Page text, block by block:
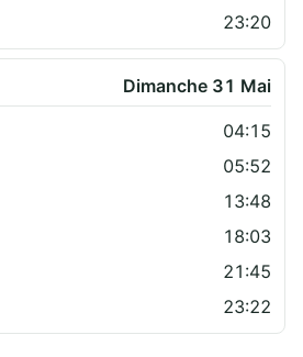
23:20
Dimanche 31 Mai
04:15
05:52
13:48
18:03
21:45
23:22